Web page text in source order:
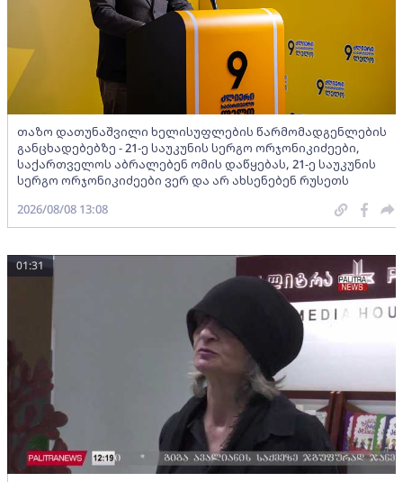
თაზო დათუნაშვილი ხელისუფლების წარმომადგენლების
განცხადებებზე - 21-ე საუკუნის სერგო ორჯონიკიძეები,
საქართველოს აბრალებენ ომის დაწყებას, 21-ე საუკუნის
სერგო ორჯონიკიძეები ვერ და არ ახსენებენ რუსეთს
2026/08/08 13:08
01:31